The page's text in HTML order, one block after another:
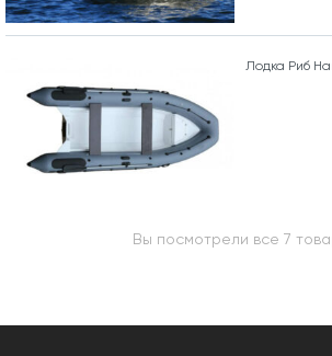
Лодка Риб
Вы посмотрели все 7